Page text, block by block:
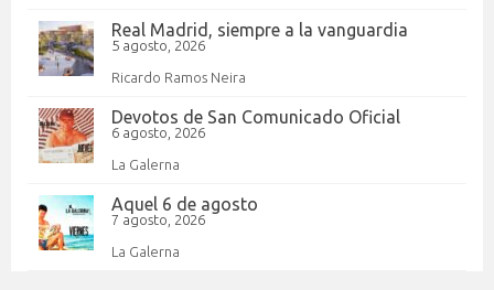
Real Madrid, siempre a la vanguardia
5 agosto, 2026
Ricardo Ramos Neira
Devotos de San Comunicado Oficial
6 agosto, 2026
La Galerna
Aquel 6 de agosto
7 agosto, 2026
La Galerna